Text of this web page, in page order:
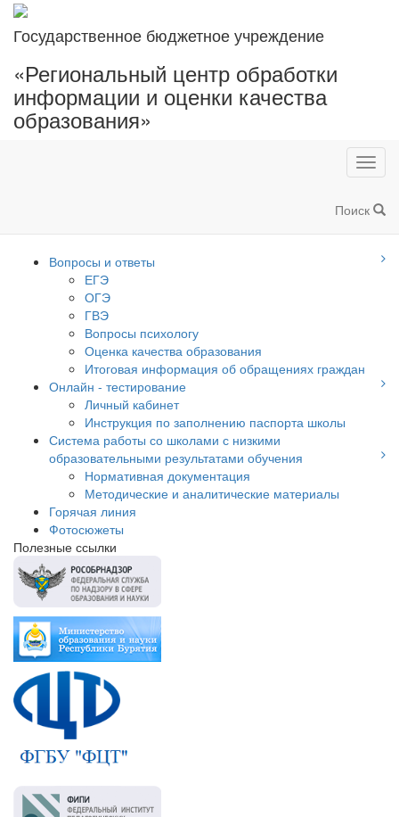
Государственное бюджетное учреждение
«Региональный центр обработки
информации и оценки качества
образования»
Поиск
Вопросы и ответы
ЕГЭ
ОГЭ
ГВЭ
Вопросы психологу
Оценка качества образования
Итоговая информация об обращениях граждан
Онлайн - тестирование
Личный кабинет
Инструкция по заполнению паспорта школы
Система работы со школами с низкими
образовательными результатами обучения
Нормативная документация
Методические и аналитические материалы
Горячая линия
Фотосюжеты
Полезные ссылки